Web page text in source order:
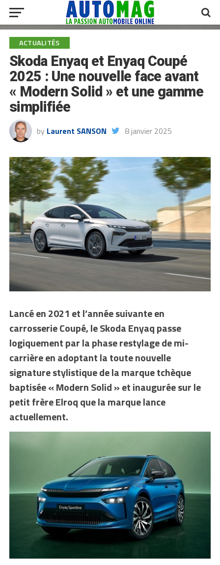
ACTUALITÉS
Skoda Enyaq et Enyaq Coupé
2025 : Une nouvelle face avant
« Modern Solid » et une gamme
simplifiée
by Laurent SANSON 8 janvier 2025
Lancé en 2021 et l’année suivante en
carrosserie Coupé, le Skoda Enyaq passe
logiquement par la phase restylage de mi-
carrière en adoptant la toute nouvelle
signature stylistique de la marque tchèque
baptisée « Modern Solid » et inaugurée sur le
petit frère Elroq que la marque lance
actuellement.